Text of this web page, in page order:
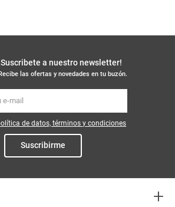
a nuestro newsletter!
las ofertas y novedades en tu buzón.
de datos, términos y condiciones
Suscribirme
+